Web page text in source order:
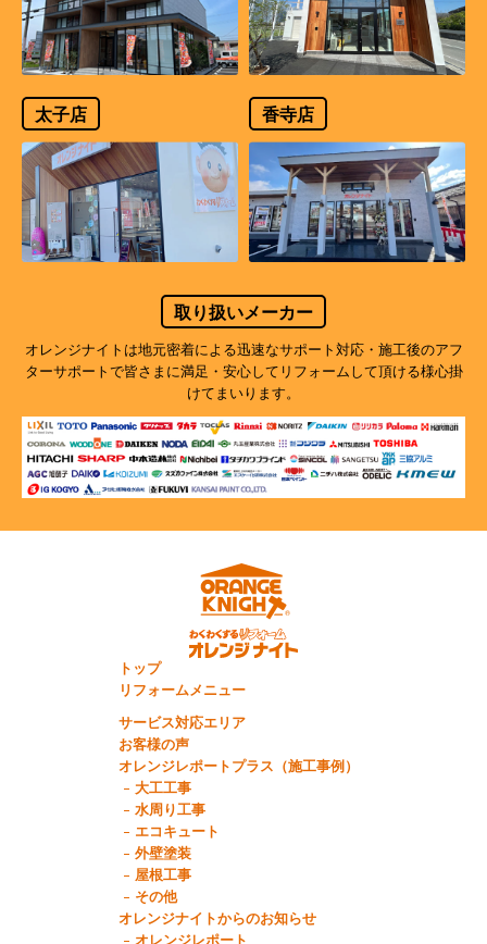
太子店 香寺店
取り扱いメーカー
オレンジナイトは地元密着による迅速なサポート対応・施工後のアフ
ターサポートで皆さまに満足・安心してリフォームして頂ける様心掛
けてまいります。
トップ
リフォームメニュー
サービス対応エリア
お客様の声
オレンジレポートプラス（施工事例）
大工工事
水周り工事
エコキュート
外壁塗装
屋根工事
その他
オレンジナイトからのお知らせ
オレンジレポート